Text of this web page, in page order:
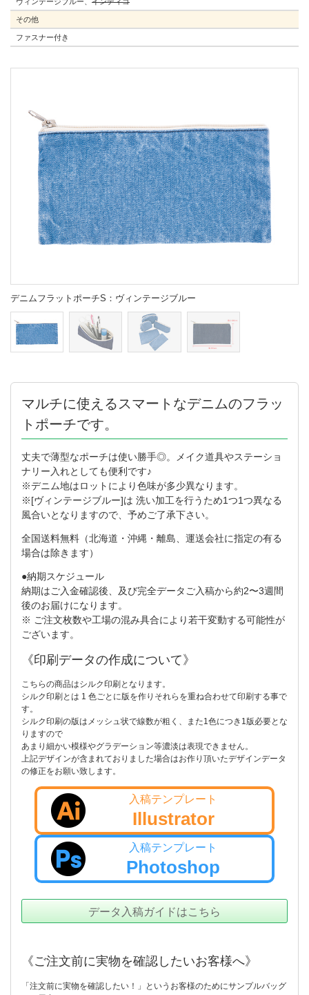
その他
ファスナー付き
デニムフラットポーチS：ヴィンテージブルー
マルチに使えるスマートなデニムのフラッ
トポーチです。
丈夫で薄型なポーチは使い勝手◎。メイク道具やステーショ
ナリー入れとしても便利です♪
※デニム地はロットにより色味が多少異なります。
※[ヴィンテージブルー]は 洗い加工を行うため1つ1つ異なる
風合いとなりますので、予めご了承下さい。
全国送料無料（北海道・沖縄・離島、運送会社に指定の有る
場合は除きます）
●納期スケジュール
納期はご入金確認後、及び完全データご入稿から約2〜3週間
後のお届けになります。
※ ご注文枚数や工場の混み具合により若干変動する可能性が
ございます。
《印刷データの作成について》
こちらの商品はシルク印刷となります。
シルク印刷とは 1 色ごとに版を作りそれらを重ね合わせて印刷する事で
す。
シルク印刷の版はメッシュ状で線数が粗く、また1色につき1版必要とな
りますので
あまり細かい模様やグラデーション等濃淡は表現できません。
上記デザインが含まれておりました場合はお作り頂いたデザインデータ
の修正をお願い致します。
入稿テンプレート
Illustrator
入稿テンプレート
Photoshop
データ入稿ガイドはこちら
《ご注文前に実物を確認したいお客様へ》
「注文前に実物を確認したい！」というお客様のためにサンプルバッグ